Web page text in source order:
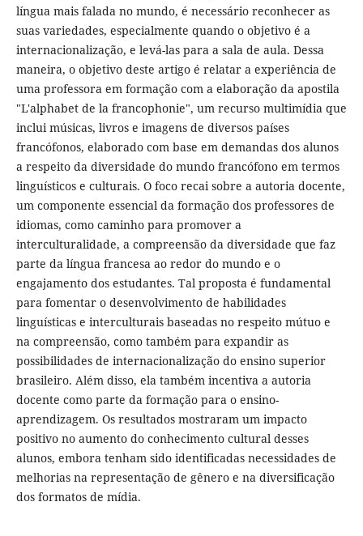
língua mais falada no mundo, é necessário reconhecer as
suas variedades, especialmente quando o objetivo é a
internacionalização, e levá-las para a sala de aula. Dessa
maneira, o objetivo deste artigo é relatar a experiência de
uma professora em formação com a elaboração da apostila
"L'alphabet de la francophonie", um recurso multimídia que
inclui músicas, livros e imagens de diversos países
francófonos, elaborado com base em demandas dos alunos
a respeito da diversidade do mundo francófono em termos
linguísticos e culturais. O foco recai sobre a autoria docente,
um componente essencial da formação dos professores de
idiomas, como caminho para promover a
interculturalidade, a compreensão da diversidade que faz
parte da língua francesa ao redor do mundo e o
engajamento dos estudantes. Tal proposta é fundamental
para fomentar o desenvolvimento de habilidades
linguísticas e interculturais baseadas no respeito mútuo e
na compreensão, como também para expandir as
possibilidades de internacionalização do ensino superior
brasileiro. Além disso, ela também incentiva a autoria
docente como parte da formação para o ensino-
aprendizagem. Os resultados mostraram um impacto
positivo no aumento do conhecimento cultural desses
alunos, embora tenham sido identificadas necessidades de
melhorias na representação de gênero e na diversificação
dos formatos de mídia.